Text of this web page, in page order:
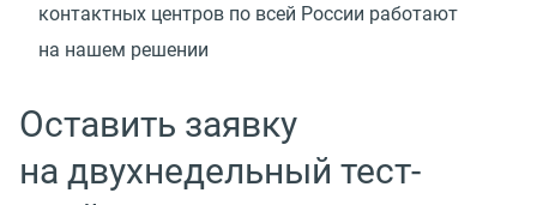
контактных центров по всей России работают
на нашем решении
Оставить заявку
на двухнедельный тест-